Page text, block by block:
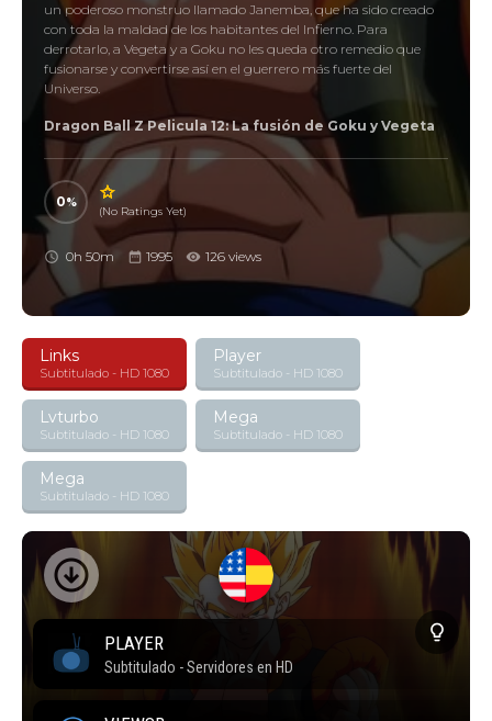
un poderoso monstruo llamado Janemba, que ha sido creado
con toda la maldad de los habitantes del Infierno. Para
derrotarlo, a Vegeta y a Goku no les queda otro remedio que
fusionarse y convertirse así en el guerrero más fuerte del
Universo.
Dragon Ball Z Pelicula 12: La fusión de Goku y Vegeta
0
(No Ratings Yet)
0h 50m 1995 126 views
Links
Subtitulado - HD 1080
Player
Subtitulado - HD 1080
Lvturbo
Subtitulado - HD 1080
Mega
Subtitulado - HD 1080
Mega
Subtitulado - HD 1080